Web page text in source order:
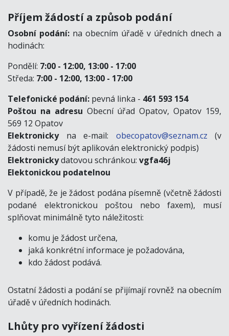
Příjem žádostí a způsob podání
Osobní podání: na obecním úřadě v úředních dnech a
hodinách:
Pondělí: 7:00 - 12:00, 13:00 - 17:00
Středa: 7:00 - 12:00, 13:00 - 17:00
Telefonické podání: pevná linka - 461 593 154
Poštou na adresu Obecní úřad Opatov, Opatov 159,
569 12 Opatov
Elektronicky
na e-mail: obecopatov@seznam.cz
(v
žádosti nemusí být aplikován elektronický podpis)
Elektronickydatovou schránkou: vgfa46j
Elektonickou podatelnou
V případě, že je žádost podána písemně (včetně žádosti
podané elektronickou poštou nebo faxem), musí
splňovat minimálně tyto náležitosti:
komu je žádost určena,
jaká konkrétní informace je požadována,
kdo žádost podává.
Ostatní žádosti a podání se přijímají rovněž na obecním
úřadě v úředních hodinách.
Lhůty pro vyřízení žádosti